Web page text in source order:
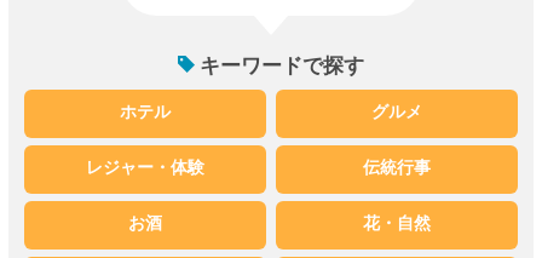
キーワードで探す
ホテル グルメ
レジャー・体験 伝統行事
お酒 花・自然